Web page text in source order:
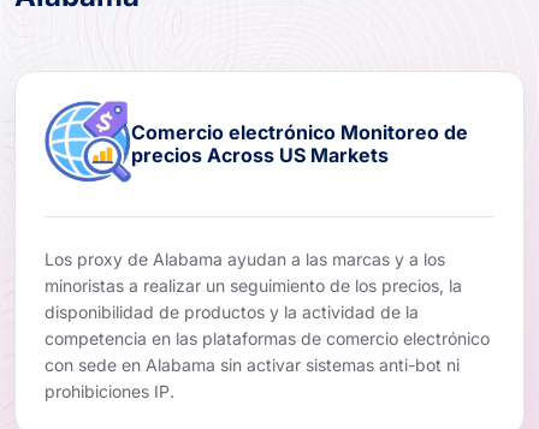
Comercio electrónico Monitoreo de
precios Across US Markets
Los proxy de Alabama ayudan a las marcas y a los
minoristas a realizar un seguimiento de los precios, la
disponibilidad de productos y la actividad de la
competencia en las plataformas de comercio electrónico
con sede en Alabama sin activar sistemas anti-bot ni
prohibiciones IP.